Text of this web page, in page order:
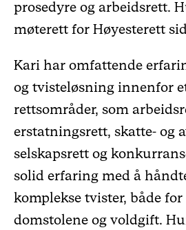
prosedyre og arbeidsrett.
møterett for Høyesterett
Kari har omfattende
og tvisteløsning innenfor
rettsområder, som
erstatningsrett, skatte- og
selskapsrett og
solid erfaring med å
komplekse tvister, både
domstolene og voldgift.